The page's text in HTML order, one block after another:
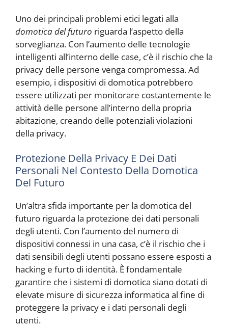
Uno dei principali problemi etici legati alla
domotica del futuro riguarda l’aspetto della
sorveglianza. Con l’aumento delle tecnologie
intelligenti all’interno delle case, c’è il rischio che la
privacy delle persone venga compromessa. Ad
esempio, i dispositivi di domotica potrebbero
essere utilizzati per monitorare costantemente le
attività delle persone all’interno della propria
abitazione, creando delle potenziali violazioni
della privacy.
Protezione Della Privacy E Dei Dati
Personali Nel Contesto Della Domotica
Del Futuro
Un’altra sfida importante per la domotica del
futuro riguarda la protezione dei dati personali
degli utenti. Con l’aumento del numero di
dispositivi connessi in una casa, c’è il rischio che i
dati sensibili degli utenti possano essere esposti a
hacking e furto di identità. È fondamentale
garantire che i sistemi di domotica siano dotati di
elevate misure di sicurezza informatica al fine di
proteggere la privacy e i dati personali degli
utenti.